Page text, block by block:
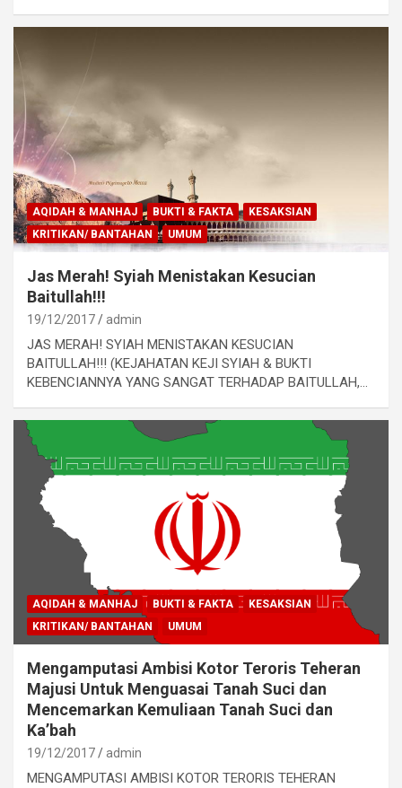
AQIDAH & MANHAJ BUKTI & FAKTA
KESAKSIAN
KRITIKAN/ BANTAHAN
UMUM
Jas Merah! Syiah Menistakan Kesucian
Baitullah!!!
19/12/2017 admin
JAS MERAH! SYIAH MENISTAKAN KESUCIAN
BAITULLAH!!! (KEJAHATAN KEJI SYIAH & BUKTI
KEBENCIANNYA YANG SANGAT TERHADAP BAITULLAH,…
AQIDAH & MANHAJ BUKTI & FAKTA
KESAKSIAN
KRITIKAN/ BANTAHAN
UMUM
Mengamputasi Ambisi Kotor Teroris Teheran
Majusi Untuk Menguasai Tanah Suci dan
Mencemarkan Kemuliaan Tanah Suci dan
Ka’bah
19/12/2017 admin
MENGAMPUTASI AMBISI KOTOR TERORIS TEHERAN